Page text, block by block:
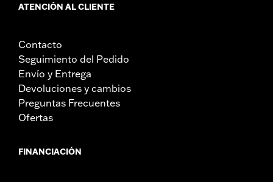
ATENCIÓN AL CLIENTE
Contacto
Seguimiento del Pedido
Envío y Entrega
Devoluciones y cambios
Preguntas Frecuentes
Ofertas
FINANCIACIÓN